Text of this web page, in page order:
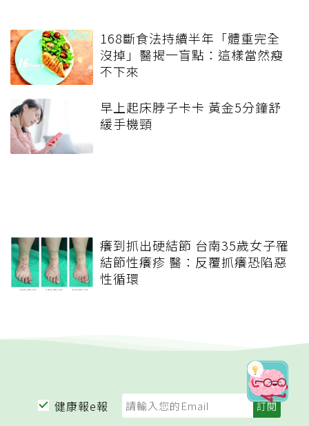
168斷食法持續半年「體重完全
沒掉」醫揭一盲點：這樣當然瘦
不下來
早上起床脖子卡卡 黃金5分鐘舒
緩手機頸
癢到抓出硬結節 台南35歲女子罹
結節性癢疹 醫：反覆抓癢恐陷惡
性循環
健康報e報